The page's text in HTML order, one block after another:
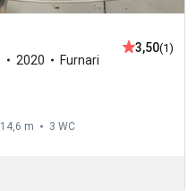
2020 Furnari
3,50(1)
14,6 m 3 WC